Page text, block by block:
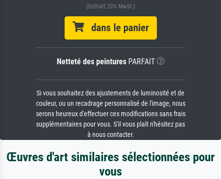
(Enthält 20% MwSt.)
dans le panier
Netteté des peinturesPARFAIT
Si vous souhaitez des ajustements de luminosité et de
couleur, ou un recadrage personnalisé de l'image, nous
serons heureux d'effectuer ces modifications sans frais
supplémentaires pour vous. S'il vous plaît n'hésitez pas
à nous contacter.
Œuvres d'art similaires sélectionnées pour
vous